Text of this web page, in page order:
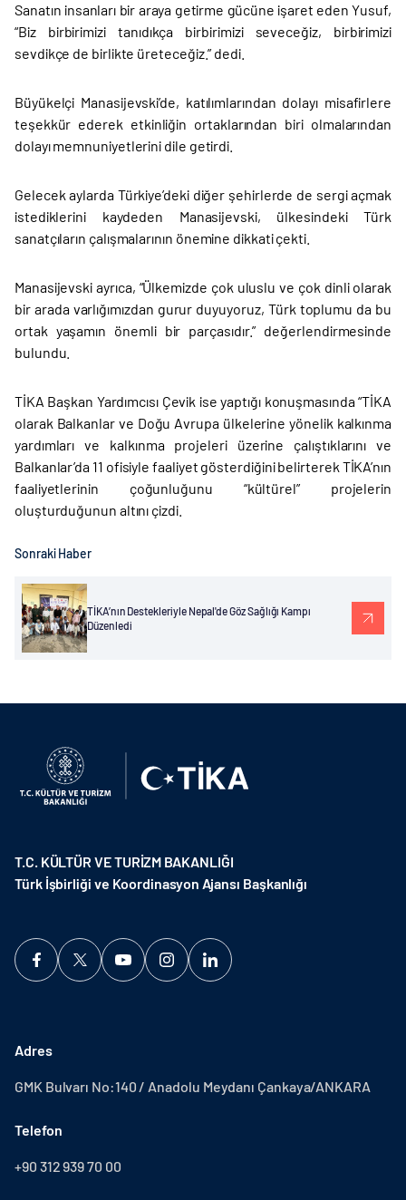
Sanatın insanları bir araya getirme gücüne işaret eden Yusuf,
“Biz birbirimizi tanıdıkça birbirimizi seveceğiz, birbirimizi
sevdikçe de birlikte üreteceğiz.” dedi.
Büyükelçi Manasijevski’de, katılımlarından dolayı misafirlere
teşekkür ederek etkinliğin ortaklarından biri olmalarından
dolayı memnuniyetlerini dile getirdi.
Gelecek aylarda Türkiye’deki diğer şehirlerde de sergi açmak
istediklerini kaydeden Manasijevski, ülkesindeki Türk
sanatçıların çalışmalarının önemine dikkati çekti.
Manasijevski ayrıca, “Ülkemizde çok uluslu ve çok dinli olarak
bir arada varlığımızdan gurur duyuyoruz, Türk toplumu da bu
ortak yaşamın önemli bir parçasıdır.” değerlendirmesinde
bulundu.
TİKA Başkan Yardımcısı Çevik ise yaptığı konuşmasında “TİKA
olarak Balkanlar ve Doğu Avrupa ülkelerine yönelik kalkınma
yardımları ve kalkınma projeleri üzerine çalıştıklarını ve
Balkanlar’da 11 ofisiyle faaliyet gösterdiğini belirterek TİKA’nın
faaliyetlerinin çoğunluğunu “kültürel” projelerin
oluşturduğunun altını çizdi.
Sonraki Haber
TİKA’nın Destekleriyle Nepal'de Göz Sağlığı Kampı
Düzenledi
T.C. KÜLTÜR VE TURİZM BAKANLIĞI
Türk İşbirliği ve Koordinasyon Ajansı Başkanlığı
Adres
GMK Bulvarı No:140 / Anadolu Meydanı Çankaya/ANKARA
Telefon
+90 312 939 70 00